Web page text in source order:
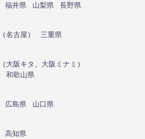
福井県 山梨県
長野県
（名古屋）
三重県
（大阪キタ 大阪ミナミ ）
和歌山県
広島県
山口県
高知県